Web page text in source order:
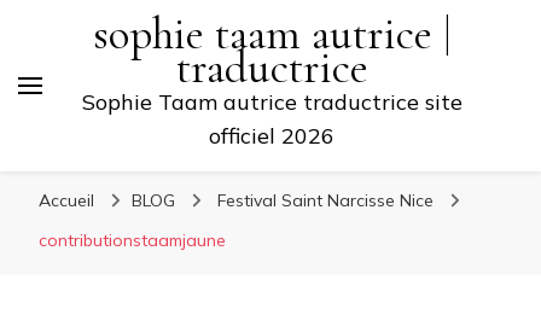
sophie taam autrice |
traductrice
Sophie Taam autrice traductrice site
officiel 2026
Accueil BLOG
Festival Saint Narcisse Nice
contributionstaamjaune